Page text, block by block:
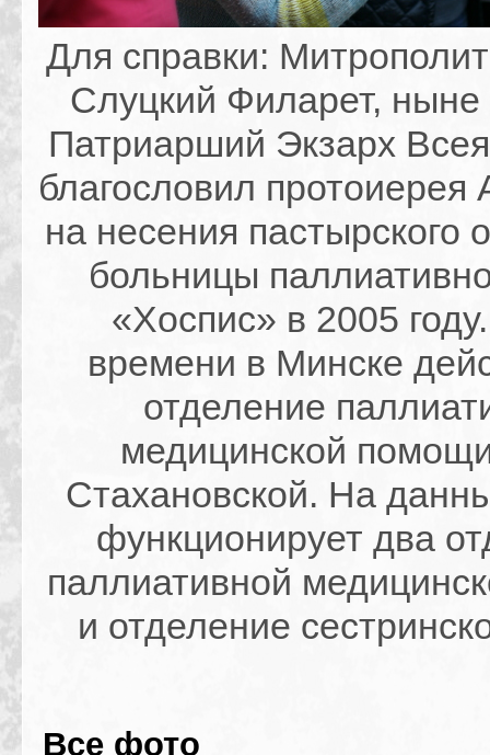
Для справки:
Слуцкий Филарет, ныне
Патриарший Экзарх
благословил протоиерея
на несения пастырского
больницы
«Хоспис» в 2005
времени в Минске
отделение
медицинской
Стахановской. На
функционирует два
паллиативной
и отделение
Все фото